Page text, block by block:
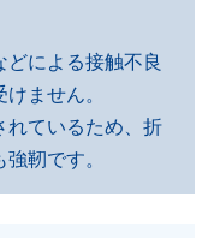
による接触不良
ません。
れているため、折
靭です。